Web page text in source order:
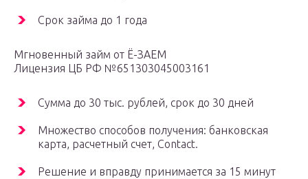
Срок займа до 1 года
Мгновенный займ от Ё-ЗАЕМ
Лицензия ЦБ РФ №651303045003161
Сумма до 30 тыс. рублей, срок до 30 дней
Множество способов получения: банковская
карта, расчетный счет, Contact.
Решение и вправду принимается за 15 минут